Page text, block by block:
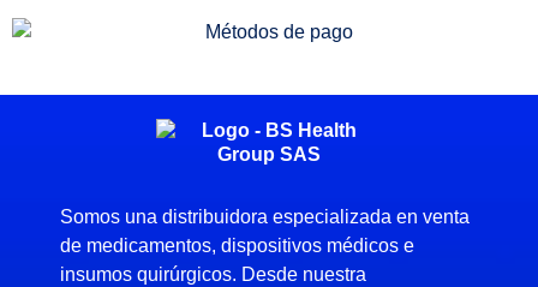
Somos una distribuidora especializada en venta
de medicamentos, dispositivos médicos e
insumos quirúrgicos. Desde nuestra